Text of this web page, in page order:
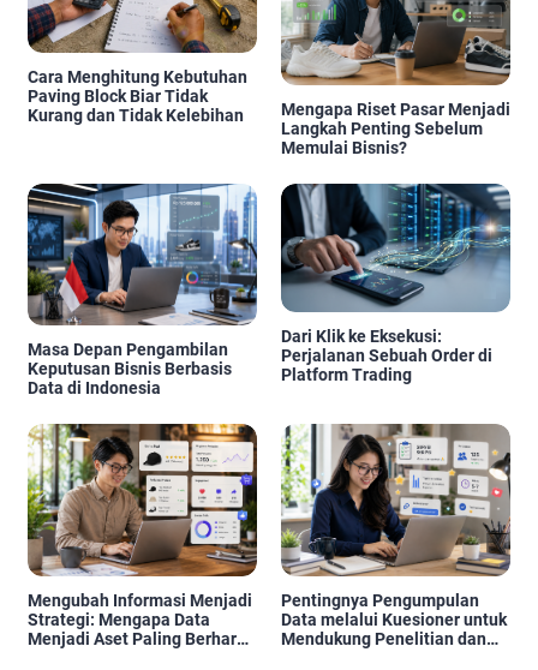
Cara Menghitung Kebutuhan
Paving Block Biar Tidak
Kurang dan Tidak Kelebihan
Mengapa Riset Pasar Menjadi
Langkah Penting Sebelum
Memulai Bisnis?
Masa Depan Pengambilan
Keputusan Bisnis Berbasis
Data di Indonesia
Dari Klik ke Eksekusi:
Perjalanan Sebuah Order di
Platform Trading
Mengubah Informasi Menjadi
Strategi: Mengapa Data
Menjadi Aset Paling Berharga
Pentingnya Pengumpulan
Data melalui Kuesioner untuk
Mendukung Penelitian dan